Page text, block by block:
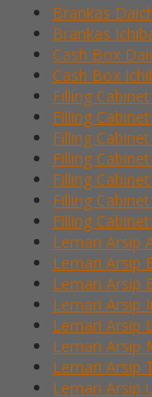
Brankas
Brankas
Cash Box
Cash Box
Filling
Filling
Filling
Filling
Filling
Filling
Filling Cabinet
Lemari Arsip
Lemari Arsip
Lemari Arsip
Lemari Arsip
Lemari Arsip
Lemari Arsip
Lemari Arsip
Lemari Arsip